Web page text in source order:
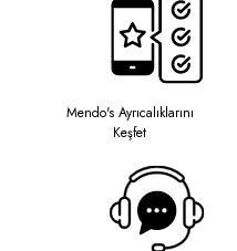
Mendo's Ayrıcalıklarını
Keşfet